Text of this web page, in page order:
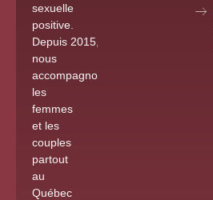
sexuelle
positive.
Depuis 2015
nous
accompagnons
les
femmes
et les
couples
partout
au
Québec